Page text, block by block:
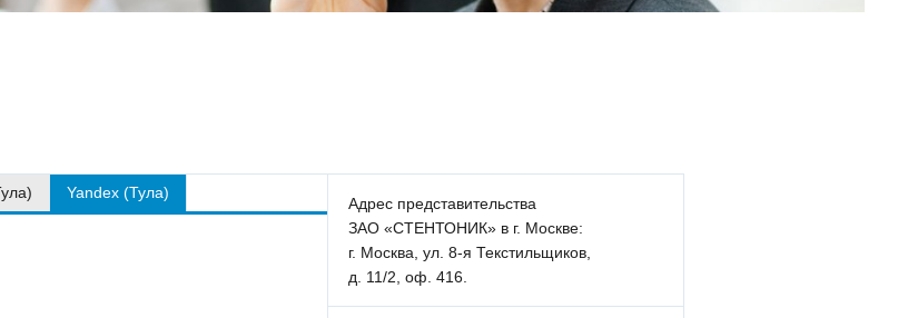
Yandex (Тула)
Адрес представительства
ЗАО «СТЕНТОНИК» в г. Москве:
г. Москва, ул. 8-я Текстильщиков,
д. 11/2, оф. 416.